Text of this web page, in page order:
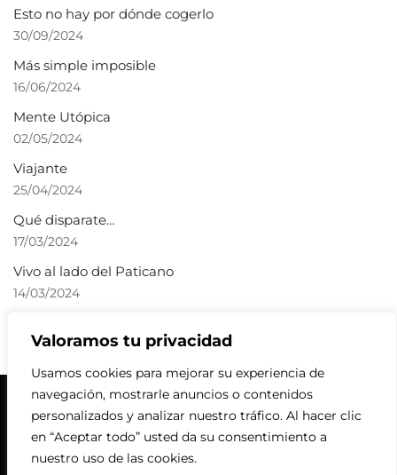
Valoramos tu privacidad
Usamos cookies para mejorar su experiencia de
navegación, mostrarle anuncios o contenidos
personalizados y analizar nuestro tráfico. Al hacer clic
en “Aceptar todo” usted da su consentimiento a
nuestro uso de las cookies.
Esto no hay por dónde cogerlo
30/09/2024
Más simple imposible
16/06/2024
Mente Utópica
02/05/2024
Viajante
25/04/2024
Qué disparate…
17/03/2024
Vivo al lado del Paticano
14/03/2024
Todos los textos y contenido creado porJoaquín Sánchez Gil ©
– 2024 – Todos los derechos reservados lAviso Legal –
de Pr ivacidad–Política de Cookies